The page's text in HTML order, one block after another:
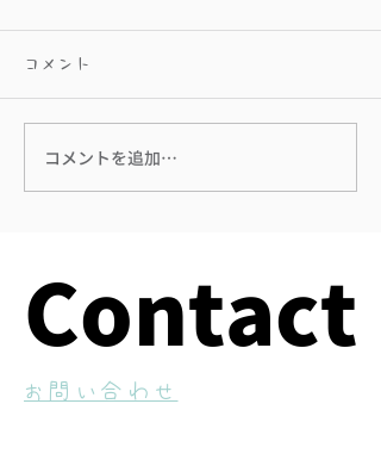
コメント
コメントを追加…
Contact
Contact
​お問い合わせ